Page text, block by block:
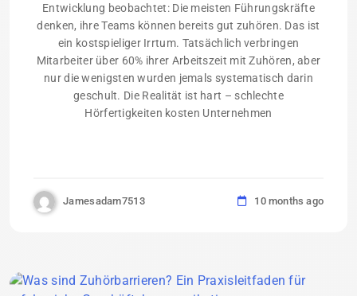
Entwicklung beobachtet: Die meisten Führungskräfte
denken, ihre Teams können bereits gut zuhören. Das ist
ein kostspieliger Irrtum. Tatsächlich verbringen
Mitarbeiter über 60% ihrer Arbeitszeit mit Zuhören, aber
nur die wenigsten wurden jemals systematisch darin
geschult. Die Realität ist hart – schlechte
Hörfertigkeiten kosten Unternehmen
Jamesadam7513 10 months ago